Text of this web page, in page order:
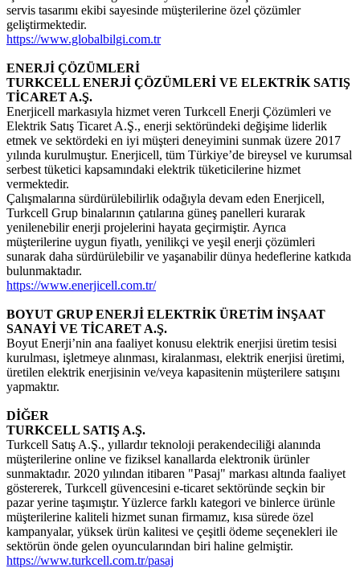
servis tasarımı ekibi sayesinde müşterilerine özel çözümler
geliştirmektedir.
https://www.globalbilgi.com.tr
ENERJİ ÇÖZÜMLERİ
TURKCELL ENERJİ ÇÖZÜMLERİ VE ELEKTRİK SATIŞ
TİCARET A.Ş.
Enerjicell markasıyla hizmet veren Turkcell Enerji Çözümleri ve
Elektrik Satış Ticaret A.Ş., enerji sektöründeki değişime liderlik
etmek ve sektördeki en iyi müşteri deneyimini sunmak üzere 2017
yılında kurulmuştur. Enerjicell, tüm Türkiye’de bireysel ve kurumsal
serbest tüketici kapsamındaki elektrik tüketicilerine hizmet
vermektedir.
Çalışmalarına sürdürülebilirlik odağıyla devam eden Enerjicell,
Turkcell Grup binalarının çatılarına güneş panelleri kurarak
yenilenebilir enerji projelerini hayata geçirmiştir. Ayrıca
müşterilerine uygun fiyatlı, yenilikçi ve yeşil enerji çözümleri
sunarak daha sürdürülebilir ve yaşanabilir dünya hedeflerine katkıda
bulunmaktadır.
https://www.enerjicell.com.tr/
BOYUT GRUP ENERJİ ELEKTRİK ÜRETİM İNŞAAT
SANAYİ VE TİCARET A.Ş.
Boyut Enerji’nin ana faaliyet konusu elektrik enerjisi üretim tesisi
kurulması, işletmeye alınması, kiralanması, elektrik enerjisi üretimi,
üretilen elektrik enerjisinin ve/veya kapasitenin müşterilere satışını
yapmaktır.
DİĞER
TURKCELL SATIŞ A.Ş.
Turkcell Satış A.Ş., yıllardır teknoloji perakendeciliği alanında
müşterilerine online ve fiziksel kanallarda elektronik ürünler
sunmaktadır. 2020 yılından itibaren "Pasaj" markası altında faaliyet
göstererek, Turkcell güvencesini e-ticaret sektöründe seçkin bir
pazar yerine taşımıştır. Yüzlerce farklı kategori ve binlerce ürünle
müşterilerine kaliteli hizmet sunan firmamız, kısa sürede özel
kampanyalar, yüksek ürün kalitesi ve çeşitli ödeme seçenekleri ile
sektörün önde gelen oyuncularından biri haline gelmiştir.
https://www.turkcell.com.tr/pasaj